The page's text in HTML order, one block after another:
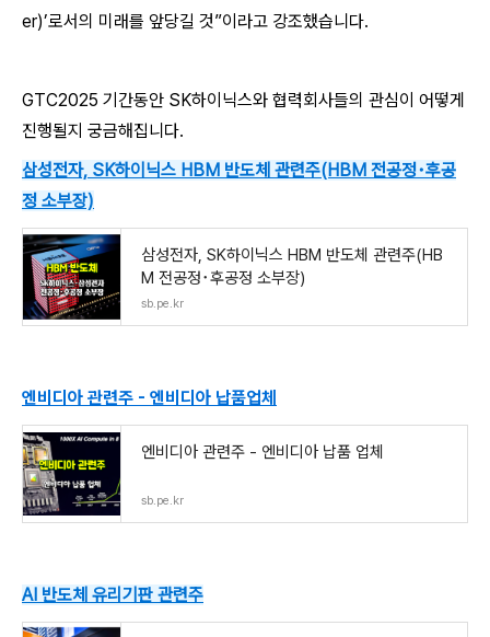
er)’로서의 미래를 앞당길 것”이라고 강조했습니다.
GTC2025 기간동안 SK하이닉스와 협력회사들의 관심이 어떻게
진행될지 궁금해집니다.
삼성전자, SK하이닉스 HBM 반도체 관련주(HBM 전공정･후공
정 소부장)
삼성전자, SK하이닉스 HBM 반도체 관련주(HB
M 전공정･후공정 소부장)
sb.pe.kr
엔비디아 관련주 - 엔비디아 납품업체
엔비디아 관련주 - 엔비디아 납품 업체
sb.pe.kr
AI 반도체 유리기판 관련주